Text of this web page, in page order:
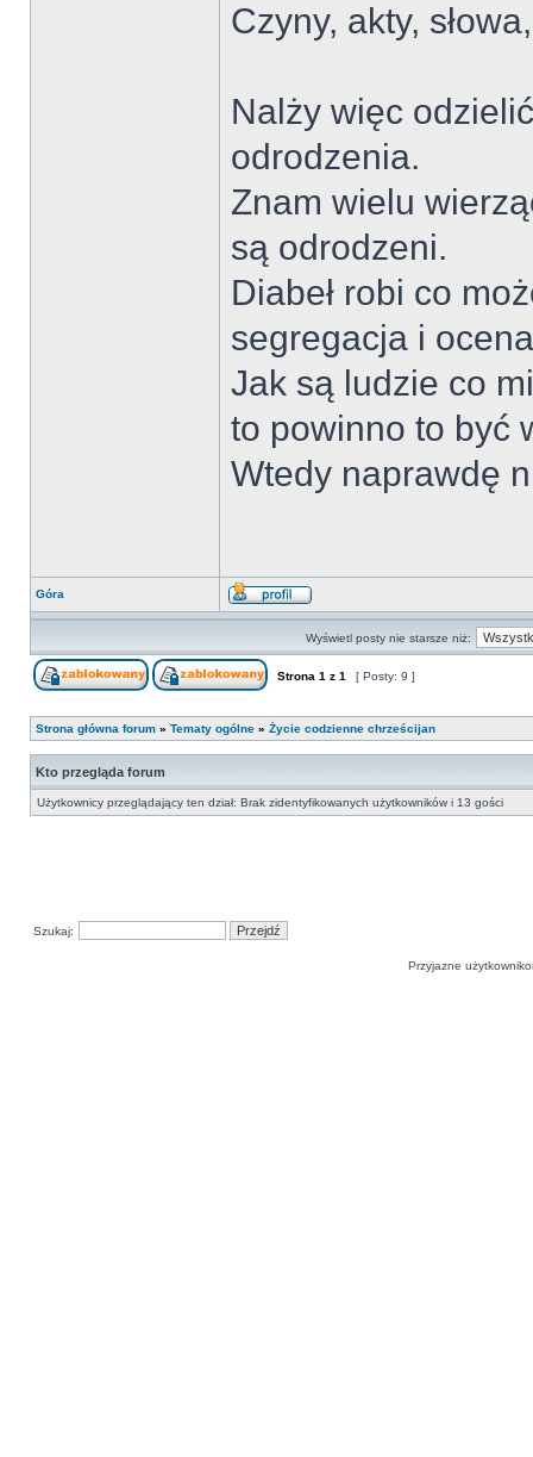
Czyny, akty,
Nalży więc
odrodzenia.
Znam wielu
są odrodzeni.
Diabeł robi co
segregacja i
Jak są ludzie co
to powinno to być
Wtedy naprawdę
Góra
Wyświetl posty nie starsze niż:
Strona 1 z 1 [ Posty: 9 ]
Strona główna forum » Tematy ogólne » Życie codzienne chrześcijan
Kto przegląda forum
Użytkownicy przeglądający ten dział: Brak zidentyfikowanych użytkowników i 13 gości
Szukaj:
Przyjazne